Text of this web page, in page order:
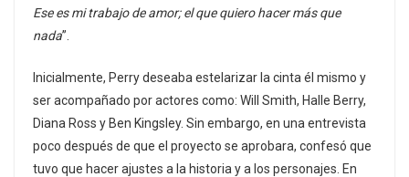
Ese es mi trabajo de amor; el que quiero hacer más que
nada”.
Inicialmente, Perry deseaba estelarizar la cinta él mismo y
ser acompañado por actores como: Will Smith, Halle Berry,
Diana Ross y Ben Kingsley. Sin embargo, en una entrevista
poco después de que el proyecto se aprobara, confesó que
tuvo que hacer ajustes a la historia y a los personajes. En